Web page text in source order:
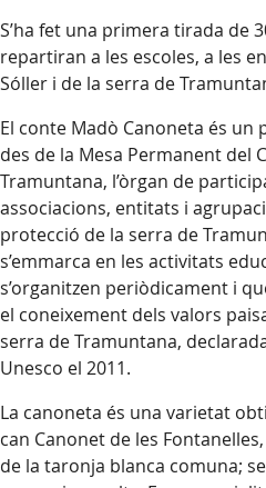
S’ha fet una primera tirada de
repartiran a les escoles, a les
Sóller i de la serra de
El conte Madò Canoneta és un
des de la Mesa Permanent del
Tramuntana, l’òrgan de
associacions, entitats i
protecció de la serra de
s’emmarca en les activitats
s’organitzen periòdicament i
el coneixement dels valors
serra de Tramuntana,
Unesco el 2011.
La canoneta és una varietat
can Canonet de les
de la taronja blanca comuna;